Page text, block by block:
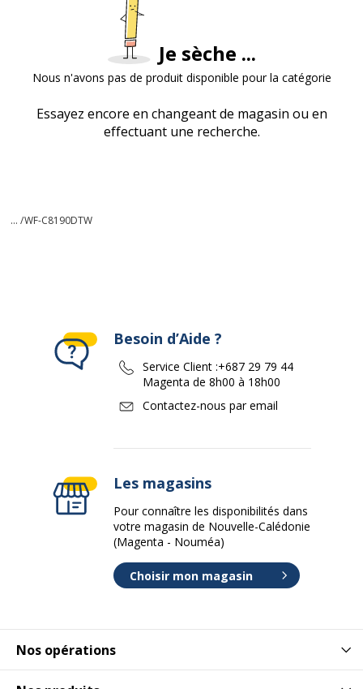
Je sèche ...
Nous n'avons pas de produit disponible pour la catégorie
Essayez encore en changeant de magasin ou en
effectuant une recherche.
... /WF-C8190DTW
Nos opérations
Besoin d’Aide ?
Service Client :+687 29 79 44
Magenta de 8h00 à 18h00
Contactez-nous par email
Les magasins
Pour connaître les disponibilités dans
votre magasin de Nouvelle-Calédonie
(Magenta - Nouméa)
Choisir mon magasin